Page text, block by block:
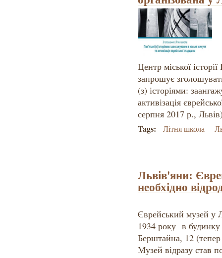
Центр міської
запрошує
(з) історіями:
активізація
серпня 2017 р.,
Tags: Літня школа
Львів'яни:
необхідно
Єврейський музей у
1934 року в будинку
Берштайна, 12
Музей відразу став